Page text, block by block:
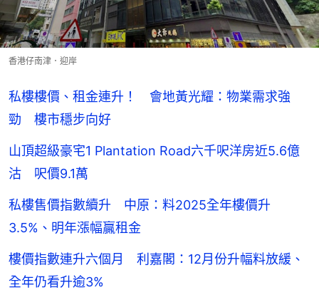
香港仔南津．迎岸
私樓樓價、租金連升！ 會地黃光耀：物業需求強
勁 樓市穩步向好
山頂超級豪宅1 Plantation Road六千呎洋房近5.6億
沽 呎價9.1萬
私樓售價指數續升 中原：料2025全年樓價升
3.5%、明年漲幅贏租金
樓價指數連升六個月 利嘉閣：12月份升幅料放緩、
全年仍看升逾3%